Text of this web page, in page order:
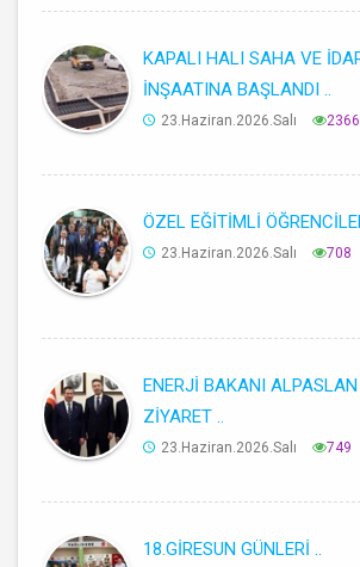
KAPALI HALI SAHA VE
İNŞAATINA BAŞLANDI ..
23.Haziran.2026.Salı 2366
ÖZEL EĞİTİMLİ
23.Haziran.2026.Salı 708
ENERJİ BAKANI
ZİYARET ..
23.Haziran.2026.Salı 749
18.GİRESUN GÜNLERİ ..